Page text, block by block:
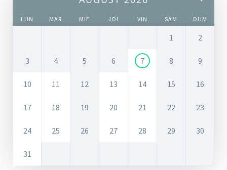
LUN MAR MIE JOI VIN SAM DUM
1 2
3 4 5 6 7 8 9
10 11 12 13 14 15 16
17 18 19 20 21 22 23
24 25 26 27 28 29 30
31